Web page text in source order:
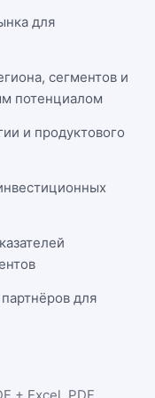
для
сегментов и
потенциалом
и продуктового
для